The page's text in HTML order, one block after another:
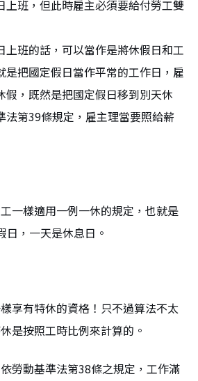
上班，但此時雇主必須要給付勞工雙
上班的話，可以當作是將休假日和工
是把國定假日當作平常的工作日，雇
假，既然是把國定假日移到別天休
法第39條規定，雇主理當要照給薪
一樣適用一例一休的規定，也就是
日，一天是休息日。
享有特休的資格！只不過算法不太
是按照工時比例來計算的。
勞動基準法第38條之規定，工作滿